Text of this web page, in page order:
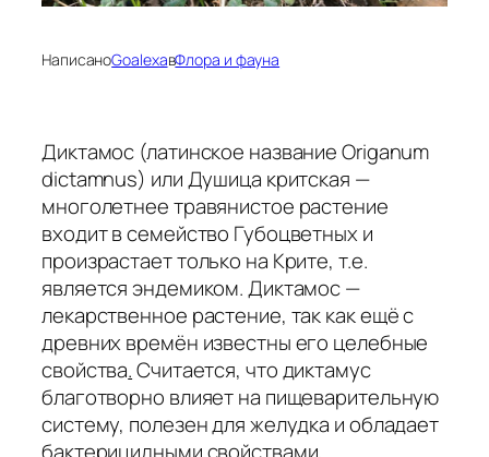
НаписаноGoalexaвФлора и фауна
Диктамос (латинское название Origanum
dictamnus) или Душица критская —
многолетнее травянистое растение
входит в семейство Губоцветных и
произрастает только на Крите, т.е.
является эндемиком. Диктамос —
лекарственное растение, так как ещё с
древних времён известны его целебные
свойства.Считается, что диктамус
благотворно влияет на пищеварительную
систему, полезен для желудка и обладает